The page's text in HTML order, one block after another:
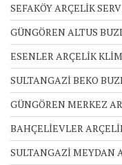
SEFAKÖY ARÇELİK
GÜNGÖREN ALTUS
ESENLER ARÇELİK
SULTANGAZİ BEKO
GÜNGÖREN MERKEZ
BAHÇELİEVLER
SULTANGAZİ MEYDAN